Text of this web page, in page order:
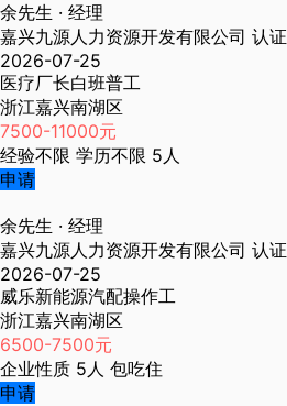
余先生 · 经理
嘉兴九源人力资源开发有限公司 认证
2026-07-25
医疗厂长白班普工
浙江嘉兴南湖区
7500-11000元
经验不限 学历不限 5人
申请
余先生 · 经理
嘉兴九源人力资源开发有限公司 认证
2026-07-25
威乐新能源汽配操作工
浙江嘉兴南湖区
6500-7500元
企业性质 5人 包吃住
申请